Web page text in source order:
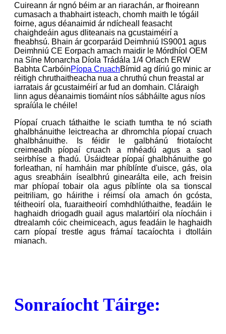
Cuireann ár ngnó béim ar an riarachán, ar fhoireann
cumasach a thabhairt isteach, chomh maith le tógáil
foirne, agus déanaimid ár ndícheall feasacht
chaighdeáin agus dliteanais na gcustaiméirí a
fheabhsú. Bhain ár gcorparáid Deimhniú IS9001 agus
Deimhniú CE Eorpach amach maidir le Mórdhíol OEM
na Síne Monarcha Díola Trádála 1/4 Orlach ERW
Babhta CarbóinPíopa CruachBímid ag díriú go minic ar
réitigh chruthaitheacha nua a chruthú chun freastal ar
iarratais ár gcustaiméirí ar fud an domhain. Cláraigh
linn agus déanaimis tiomáint níos sábháilte agus níos
spraíúla le chéile!
Píopaí cruach táthaithe le sciath tumtha te nó sciath
ghalbhánuithe leictreacha ar dhromchla píopaí cruach
ghalbhánuithe. Is féidir le galbhánú friotaíocht
creimeadh píopaí cruach a mhéadú agus a saol
seirbhíse a fhadú. Úsáidtear píopaí ghalbhánuithe go
forleathan, ní hamháin mar phíblínte d'uisce, gás, ola
agus sreabháin ísealbhrú ginearálta eile, ach freisin
mar phíopaí tobair ola agus píblínte ola sa tionscal
peitriliam, go háirithe i réimsí ola amach ón gcósta,
téitheoirí ola, fuaraitheoirí comhdhlúthaithe, feadáin le
haghaidh driogadh guail agus malartóirí ola níocháin i
dtrealamh cóic cheimiceach, agus feadáin le haghaidh
carn píopaí trestle agus frámaí tacaíochta i dtolláin
mianach.
Sonraíocht Táirge: